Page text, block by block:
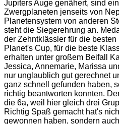
Jupiters Auge genähert, sind
Zwergplaneten jenseits von
Planetensystem von anderen
steht die Siegerehrung an.
der Zehntklässler für die
Planet's Cup, für die beste
erhalten unter großem Beifall
Jessica, Annemarie, Marissa
nur unglaublich gut gerechnet
ganz schnell gefunden haben,
richtig beantworten konnten.
die 6a, weil hier gleich drei
Richtig Spaß gemacht hat's
gewonnen haben, sondern